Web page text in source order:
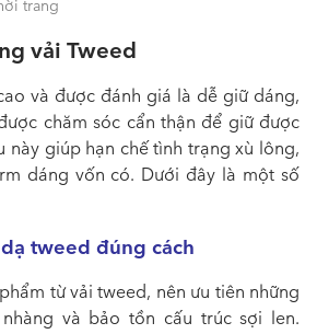
trang
vải Tweed
và được đánh giá là dễ giữ dáng,
chăm sóc cẩn thận để giữ được
này giúp hạn chế tình trạng xù lông,
dáng vốn có. Dưới đây là một số
tweed đúng cách
từ vải tweed, nên ưu tiên những
và bảo tồn cấu trúc sợi len.